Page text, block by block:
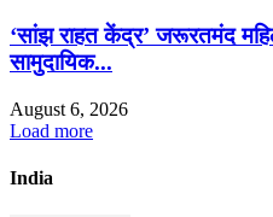
‘सांझ राहत केंद्र’ जरूरतमंद
सामुदायिक...
August 6, 2026
Load more
India